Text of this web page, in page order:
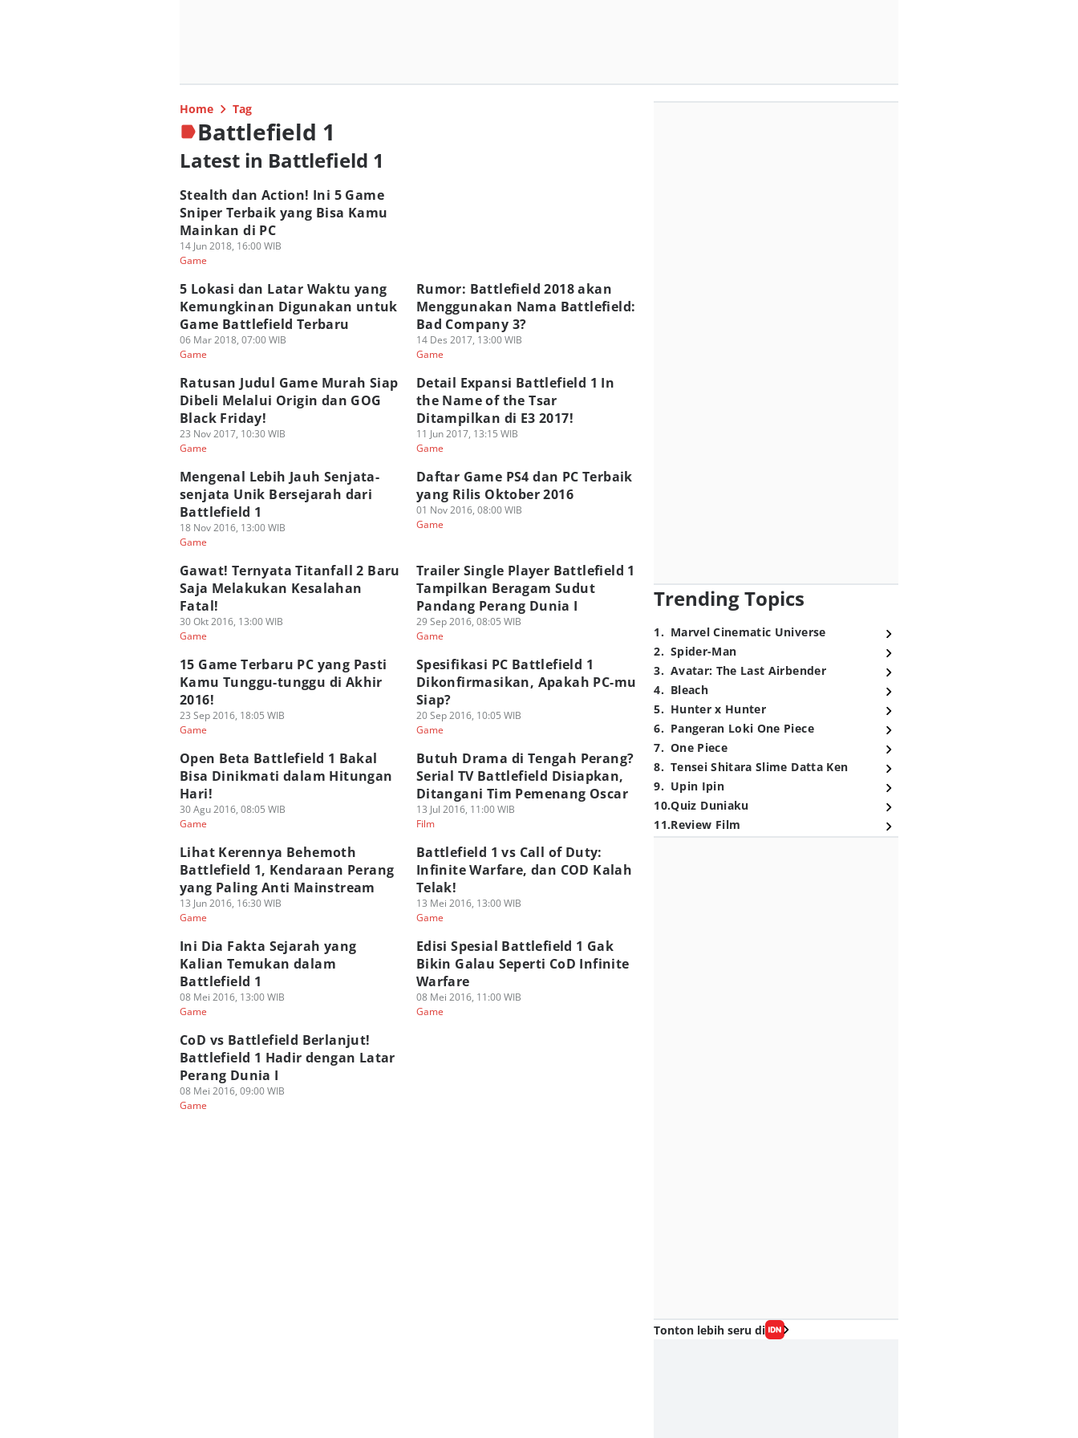
Home Tag
Battlefield 1
Latest in Battlefield 1
Stealth dan Action! Ini 5 Game
Sniper Terbaik yang Bisa Kamu
Mainkan di PC
14 Jun 2018, 16:00 WIB
Game
5 Lokasi dan Latar Waktu yang
Kemungkinan Digunakan untuk
Game Battlefield Terbaru
06 Mar 2018, 07:00 WIB
Game
Rumor: Battlefield 2018 akan
Menggunakan Nama Battlefield:
Bad Company 3?
14 Des 2017, 13:00 WIB
Game
Ratusan Judul Game Murah Siap
Dibeli Melalui Origin dan GOG
Black Friday!
23 Nov 2017, 10:30 WIB
Game
Detail Expansi Battlefield 1 In
the Name of the Tsar
Ditampilkan di E3 2017!
11 Jun 2017, 13:15 WIB
Game
Mengenal Lebih Jauh Senjata-
senjata Unik Bersejarah dari
Battlefield 1
18 Nov 2016, 13:00 WIB
Game
Daftar Game PS4 dan PC Terbaik
yang Rilis Oktober 2016
01 Nov 2016, 08:00 WIB
Game
Gawat! Ternyata Titanfall 2 Baru
Saja Melakukan Kesalahan
Fatal!
30 Okt 2016, 13:00 WIB
Game
Trailer Single Player Battlefield 1
Tampilkan Beragam Sudut
Pandang Perang Dunia I
29 Sep 2016, 08:05 WIB
Game
15 Game Terbaru PC yang Pasti
Kamu Tunggu-tunggu di Akhir
2016!
23 Sep 2016, 18:05 WIB
Game
Spesifikasi PC Battlefield 1
Dikonfirmasikan, Apakah PC-mu
Siap?
20 Sep 2016, 10:05 WIB
Game
Open Beta Battlefield 1 Bakal
Bisa Dinikmati dalam Hitungan
Hari!
30 Agu 2016, 08:05 WIB
Game
Butuh Drama di Tengah Perang?
Serial TV Battlefield Disiapkan,
Ditangani Tim Pemenang Oscar
13 Jul 2016, 11:00 WIB
Film
Lihat Kerennya Behemoth
Battlefield 1, Kendaraan Perang
yang Paling Anti Mainstream
13 Jun 2016, 16:30 WIB
Game
Battlefield 1 vs Call of Duty:
Infinite Warfare, dan COD Kalah
Telak!
13 Mei 2016, 13:00 WIB
Game
Ini Dia Fakta Sejarah yang
Kalian Temukan dalam
Battlefield 1
08 Mei 2016, 13:00 WIB
Game
Edisi Spesial Battlefield 1 Gak
Bikin Galau Seperti CoD Infinite
Warfare
08 Mei 2016, 11:00 WIB
Game
CoD vs Battlefield Berlanjut!
Battlefield 1 Hadir dengan Latar
Perang Dunia I
08 Mei 2016, 09:00 WIB
Game
Trending Topics
1. Marvel Cinematic Universe
2. Spider-Man
3. Avatar: The Last Airbender
4. Bleach
5. Hunter x Hunter
6. Pangeran Loki One Piece
7. One Piece
8. Tensei Shitara Slime Datta Ken
9. Upin Ipin
10.Quiz Duniaku
11.Review Film
Tonton lebih seru di